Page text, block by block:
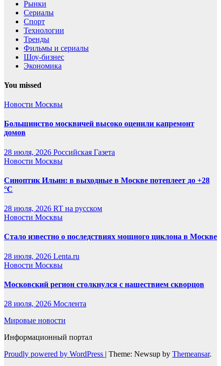
Рынки
Сериалы
Спорт
Технологии
Тренды
Фильмы и сериалы
Шоу-бизнес
Экономика
You missed
Новости Москвы
Большинство москвичей высоко оценили капремонт
домов
28 июля, 2026 Российская Газета
Новости Москвы
Синоптик Ильин: в выходные в Москве потеплеет до +28
°C
28 июля, 2026 RT на русском
Новости Москвы
Стало известно о последствиях мощного циклона в Москве
28 июля, 2026 Lenta.ru
Новости Москвы
Московский регион столкнулся с нашествием скворцов
28 июля, 2026 Мослента
Мировые новости
Информационный портал
Proudly powered by WordPress | Theme: Newsup by Themeansar.